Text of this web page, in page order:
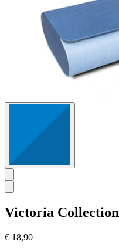
Victoria Collection
€ 18,90